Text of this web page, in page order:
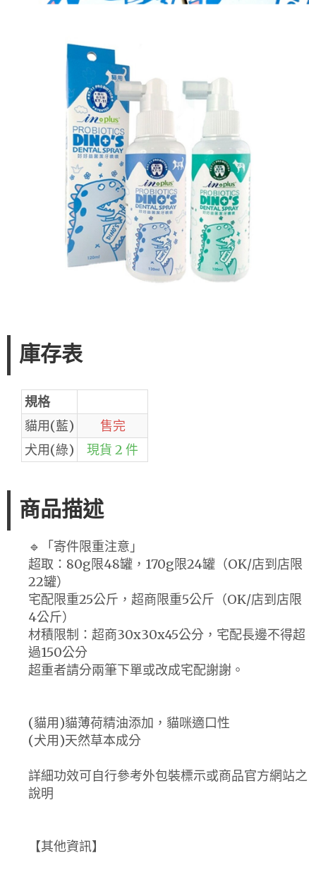
庫存表
規格
貓用(藍)
售完
犬用(綠)
現貨 2 件
商品描述
🔹「寄件限重注意」
超取：80g限48罐，170g限24罐（OK/店到店限
22罐）
宅配限重25公斤，超商限重5公斤（OK/店到店限
4公斤）
材積限制：超商30x30x45公分，宅配長邊不得超
過150公分
超重者請分兩筆下單或改成宅配謝謝。
(貓用)貓薄荷精油添加，貓咪適口性
(犬用)天然草本成分
詳細功效可自行參考外包裝標示或商品官方網站之
說明
【其他資訊】